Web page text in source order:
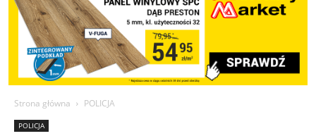
Strona główna POLICJA
POLICJA